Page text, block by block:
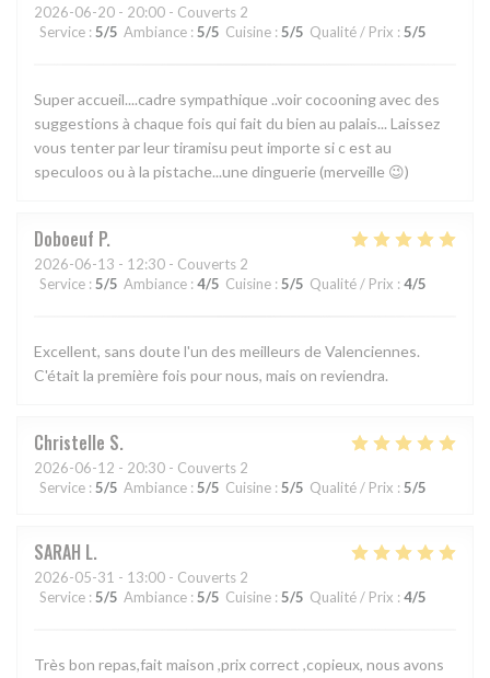
2026-06-20 - 20:00 - Couverts 2
Service : 5/5 Ambiance : 5/5 Cuisine : 5/5 Qualité / Prix : 5/5
Super accueil....cadre sympathique ..voir cocooning avec des
suggestions à chaque fois qui fait du bien au palais... Laissez
vous tenter par leur tiramisu peut importe si c est au
speculoos ou à la pistache...une dinguerie (merveille 😉)
Doboeuf P
2026-06-13 - 12:30 - Couverts 2
Service : 5/5 Ambiance : 4/5 Cuisine : 5/5 Qualité / Prix : 4/5
Excellent, sans doute l'un des meilleurs de Valenciennes.
C'était la première fois pour nous, mais on reviendra.
Christelle S
2026-06-12 - 20:30 - Couverts 2
Service : 5/5 Ambiance : 5/5 Cuisine : 5/5 Qualité / Prix : 5/5
SARAH L
2026-05-31 - 13:00 - Couverts 2
Service : 5/5 Ambiance : 5/5 Cuisine : 5/5 Qualité / Prix : 4/5
Très bon repas,fait maison ,prix correct ,copieux, nous avons